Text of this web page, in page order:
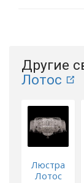
Другие
Лотос
Люстра
Лотос